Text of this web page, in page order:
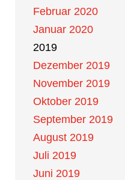
Februar 2020
Januar 2020
2019
Dezember 2019
November 2019
Oktober 2019
September 2019
August 2019
Juli 2019
Juni 2019